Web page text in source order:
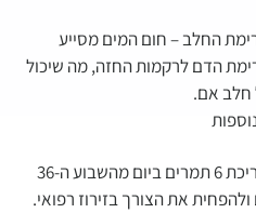
החלב – חום המים מסייע
הדם לרקמות החזה, מה שיכול
חלב אם.
תמרים – מחקרים מצאו כי צריכת 6 תמרים ביום מהשבוע ה-36
את הצורך בזירוז רפואי.